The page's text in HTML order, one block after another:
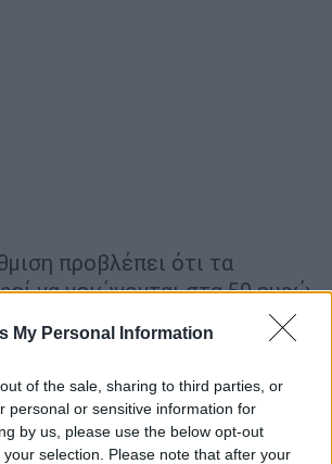
My Personal Information
of the sale, sharing to third parties, or
personal or sensitive information for
by us, please use the below opt-out
selection. Please note that after your
προβλέπει ότι τα
να μειώνονται στα 50 ευρώ
το μήνα κάποιος κλείσει
Αντίστοιχα και ο
τους ανεμβολίαστους άνω
υπολογισθεί μισός και τα
50 ευρώ.